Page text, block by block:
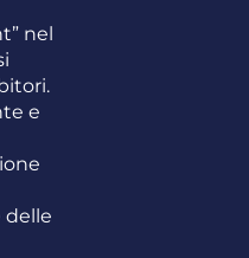
nel
e
delle